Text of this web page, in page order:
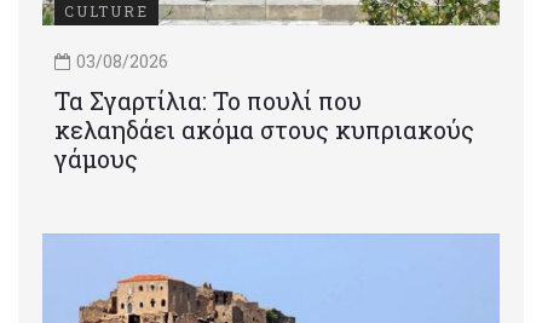
CULTURE
03/08/2026
Τα Σγαρτίλια: Το πουλί που
κελαηδάει ακόμα στους κυπριακούς
γάμους